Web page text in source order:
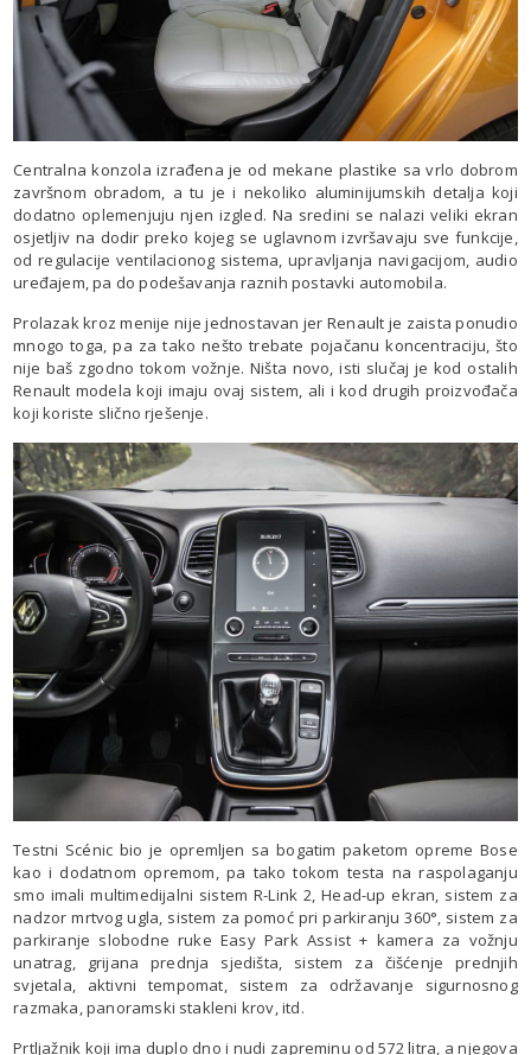
Centralna konzola izrađena je od mekane plastike sa vrlo dobrom
završnom obradom, a tu je i nekoliko aluminijumskih detalja koji
dodatno oplemenjuju njen izgled. Na sredini se nalazi veliki ekran
osjetljiv na dodir preko kojeg se uglavnom izvršavaju sve funkcije,
od regulacije ventilacionog sistema, upravljanja navigacijom, audio
uređajem, pa do podešavanja raznih postavki automobila.
Prolazak kroz menije nije jednostavan jer Renault je zaista ponudio
mnogo toga, pa za tako nešto trebate pojačanu koncentraciju, što
nije baš zgodno tokom vožnje. Ništa novo, isti slučaj je kod ostalih
Renault modela koji imaju ovaj sistem, ali i kod drugih proizvođača
koji koriste slično rješenje.
Testni Scénic bio je opremljen sa bogatim paketom opreme Bose
kao i dodatnom opremom, pa tako tokom testa na raspolaganju
smo imali multimedijalni sistem R-Link 2, Head-up ekran, sistem za
nadzor mrtvog ugla, sistem za pomoć pri parkiranju 360°, sistem za
parkiranje slobodne ruke Easy Park Assist + kamera za vožnju
unatrag, grijana prednja sjedišta, sistem za čišćenje prednjih
svjetala, aktivni tempomat, sistem za održavanje sigurnosnog
razmaka, panoramski stakleni krov, itd.
Prtljažnik koji ima duplo dno i nudi zapreminu od 572 litra, a njegova